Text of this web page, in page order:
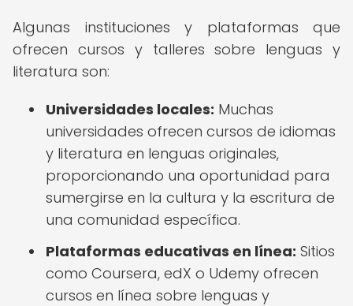
Algunas instituciones y plataformas que
ofrecen cursos y talleres sobre lenguas y
literatura son:
Universidades locales: Muchas
universidades ofrecen cursos de idiomas
y literatura en lenguas originales,
proporcionando una oportunidad para
sumergirse en la cultura y la escritura de
una comunidad específica.
Plataformas educativas en línea: Sitios
como Coursera, edX o Udemy ofrecen
cursos en línea sobre lenguas y